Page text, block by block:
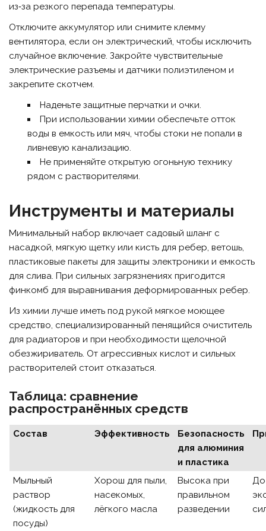
из‑за резкого перепада температуры.
Отключите аккумулятор или снимите клемму
вентилятора, если он электрический, чтобы исключить
случайное включение. Закройте чувствительные
электрические разъемы и датчики полиэтиленом и
закрепите скотчем.
Наденьте защитные перчатки и очки.
При использовании химии обеспечьте отток
воды в емкость или мяч, чтобы стоки не попали в
ливневую канализацию.
Не применяйте открытую огоньную технику
рядом с растворителями.
Инструменты и материалы
Минимальный набор включает садовый шланг с
насадкой, мягкую щетку или кисть для ребер, ветошь,
пластиковые пакеты для защиты электроники и емкость
для слива. При сильных загрязнениях пригодится
финкомб для выравнивания деформированных ребер.
Из химии лучше иметь под рукой мягкое моющее
средство, специализированный пенящийся очиститель
для радиаторов и при необходимости щелочной
обезжириватель. От агрессивных кислот и сильных
растворителей стоит отказаться.
Таблица: сравнение
распространённых средств
Состав Эффективность
Безопасность
для алюминия
и пластика
Мыльный
раствор
(жидкость для
посуды)
Хорош для пыли,
насекомых,
лёгкого масла
Высока при
правильном
разведении